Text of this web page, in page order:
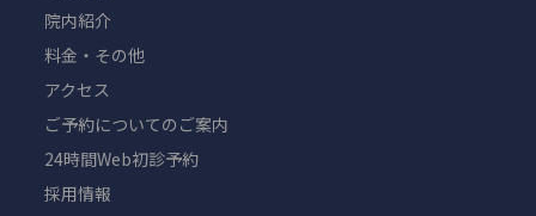
院内紹介
料金・その他
アクセス
ご予約についてのご案内
24時間Web初診予約
採用情報